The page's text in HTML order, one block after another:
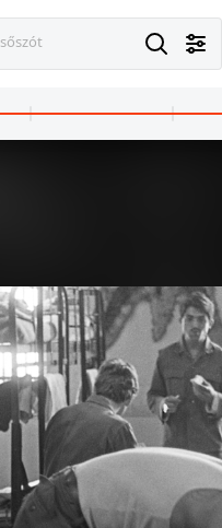
Márianosztra
Fegyház és Börtön, zárkasor.